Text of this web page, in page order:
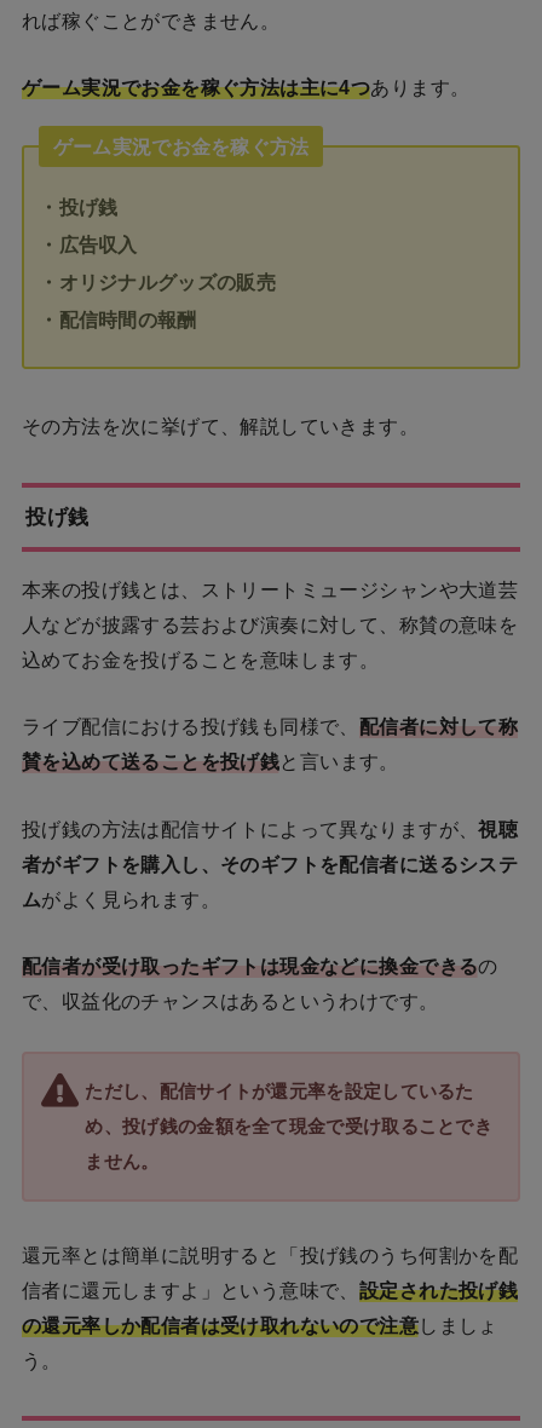
れば稼ぐことができません。
ゲーム実況でお金を稼ぐ方法は主に4つあります。
ゲーム実況でお金を稼ぐ方法
・投げ銭
・広告収入
・オリジナルグッズの販売
・配信時間の報酬
その方法を次に挙げて、解説していきます。
投げ銭
本来の投げ銭とは、ストリートミュージシャンや大道芸
人などが披露する芸および演奏に対して、称賛の意味を
込めてお金を投げることを意味します。
ライブ配信における投げ銭も同様で、 配信者に対して称
賛を込めて送ることを投げ銭と言います。
投げ銭の方法は配信サイトによって異なりますが、視聴
者がギフトを購入し、そのギフトを配信者に送るシステ
ムがよく見られます。
配信者が受け取ったギフトは現金などに換金できるの
で、収益化のチャンスはあるというわけです。
ただし、配信サイトが還元率を設定しているた
め、投げ銭の金額を全て現金で受け取ることでき
ません。
還元率とは簡単に説明すると「投げ銭のうち何割かを配
信者に還元しますよ」という意味で、 設定された投げ銭
の還元率しか配信者は受け取れないので注意しましょ
う。